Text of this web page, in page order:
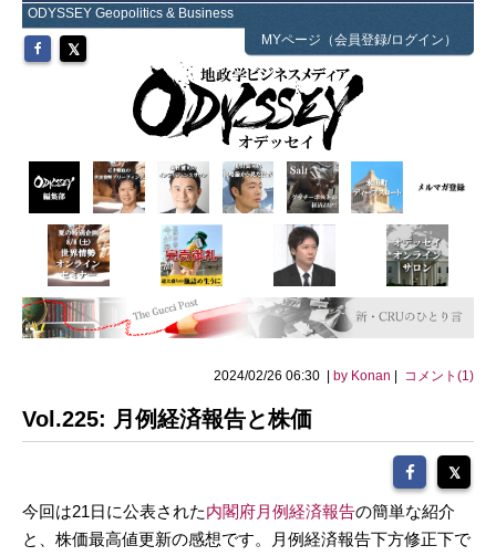
ODYSSEY Geopolitics & Business
MYページ（会員登録/ログイン）
2024/02/26 06:30 | by Konan コメント(1)
Vol.225: 月例経済報告と株価
今回は21日に公表された内閣府月例経済報告の簡単な紹介
と、株価最高値更新の感想です。月例経済報告下方修正下で